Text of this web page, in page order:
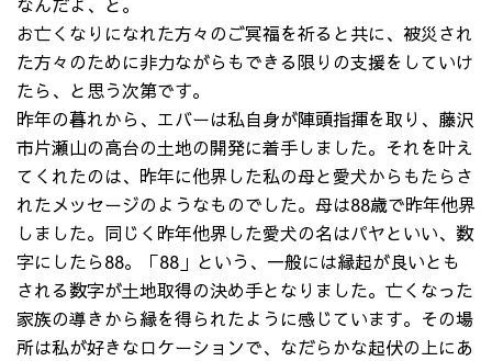
お亡くなりになれた方々のご冥福を祈ると共に、被災され
た方々のために非力ながらもできる限りの支援をしていけ
たら、と思う次第です。
昨年の暮れから、エバーは私自身が陣頭指揮を取り、藤沢
市片瀬山の高台の土地の開発に着手しました。それを叶え
てくれたのは、昨年に他界した私の母と愛犬からもたらさ
れたメッセージのようなものでした。母は88歳で昨年他界
しました。同じく昨年他界した愛犬の名はパヤといい、数
字にしたら88。「88」という、一般には縁起が良いとも
される数字が土地取得の決め手となりました。亡くなった
家族の導きから縁を得られたように感じています。その場
所は私が好きなロケーションで、なだらかな起伏の上にあ